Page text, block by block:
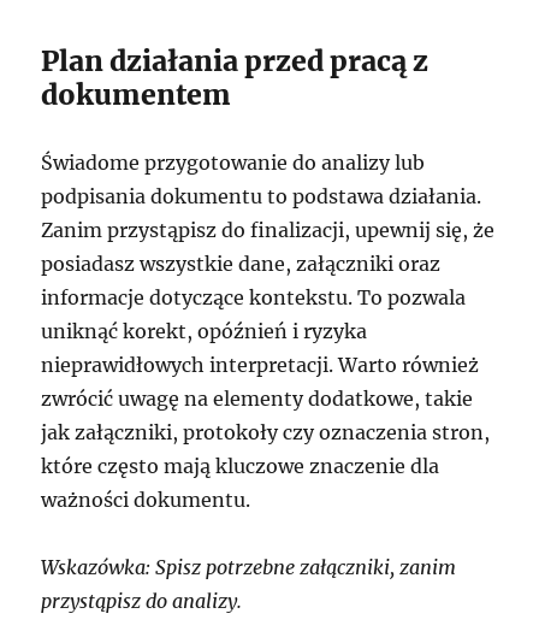
Plan działania przed pracą z
dokumentem
Świadome przygotowanie do analizy lub
podpisania dokumentu to podstawa działania.
Zanim przystąpisz do finalizacji, upewnij się, że
posiadasz wszystkie dane, załączniki oraz
informacje dotyczące kontekstu. To pozwala
uniknąć korekt, opóźnień i ryzyka
nieprawidłowych interpretacji. Warto również
zwrócić uwagę na elementy dodatkowe, takie
jak załączniki, protokoły czy oznaczenia stron,
które często mają kluczowe znaczenie dla
ważności dokumentu.
Wskazówka: Spisz potrzebne załączniki, zanim
przystąpisz do analizy.